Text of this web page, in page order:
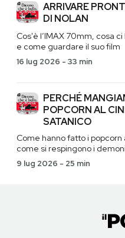
ARRIVARE
DI NOLAN
Cos'è l’IMAX 70mm, cosa
e come guardare il suo film
16 lug 2026 - 33 min
PERCHÉ
POPCORN AL
SATANICO
Come hanno fatto i
come si respingono i
9 lug 2026 - 25 min